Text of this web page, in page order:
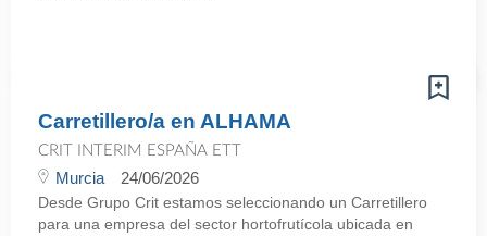
Carretillero/a en ALHAMA
CRIT INTERIM ESPAÑA ETT
Murcia 24/06/2026
Desde Grupo Crit estamos seleccionando un Carretillero
para una empresa del sector hortofrutícola ubicada en